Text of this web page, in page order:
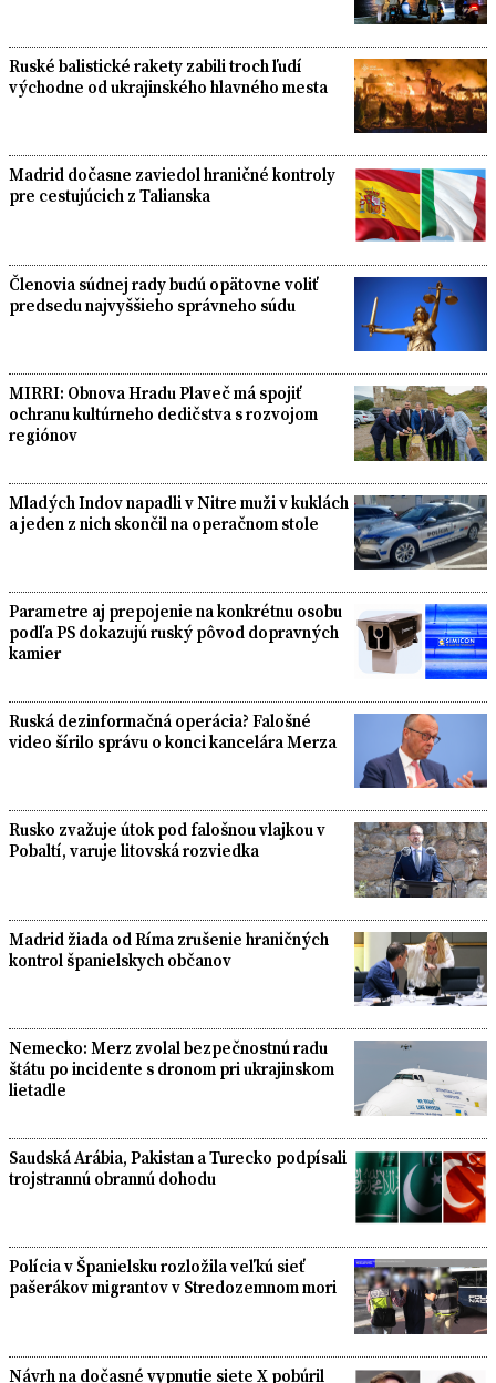
Ruské balistické rakety zabili troch ľudí
východne od ukrajinského hlavného mesta
Madrid dočasne zaviedol hraničné kontroly
pre cestujúcich z Talianska
Členovia súdnej rady budú opätovne voliť
predsedu najvyššieho správneho súdu
MIRRI: Obnova Hradu Plaveč má spojiť
ochranu kultúrneho dedičstva s rozvojom
regiónov
Mladých Indov napadli v Nitre muži v kuklách
a jeden z nich skončil na operačnom stole
Parametre aj prepojenie na konkrétnu osobu
podľa PS dokazujú ruský pôvod dopravných
kamier
Ruská dezinformačná operácia? Falošné
video šírilo správu o konci kancelára Merza
Rusko zvažuje útok pod falošnou vlajkou v
Pobaltí, varuje litovská rozviedka
Madrid žiada od Ríma zrušenie hraničných
kontrol španielskych občanov
Nemecko: Merz zvolal bezpečnostnú radu
štátu po incidente s dronom pri ukrajinskom
lietadle
Saudská Arábia, Pakistan a Turecko podpísali
trojstrannú obrannú dohodu
Polícia v Španielsku rozložila veľkú sieť
pašerákov migrantov v Stredozemnom mori
Návrh na dočasné vypnutie siete X pobúril